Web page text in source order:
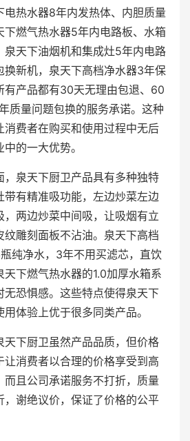
电热水器8年内发热体、内胆质量
下燃气热水器5年内电路板、水箱
泉天下油烟机和集成灶5年内电路
换新机，泉天下高档净水器3年保
有产品都有30天无理由包退、60
质量问题包换的服务承诺。这种
消费者在购买和使用过程中无后
的一大优势。
，泉天下厨卫产品具有多种独特
带有精准吸功能，左边炒菜左边
，两边炒菜中间吸，让吸烟有立
纹雕刻面板不沾油。泉天下高档
纯净水，3年不用买滤芯，直饮
下燃气热水器的1.0加厚水箱系
无恐惧感。这些特点使得泉天下
体验上优于很多同类产品。
天下厨卫虽然产品品质，但价格
让消费者以合理的价格享受到高
而且公司承诺服务不打折，质量
，谢绝议价，保证了价格的公平